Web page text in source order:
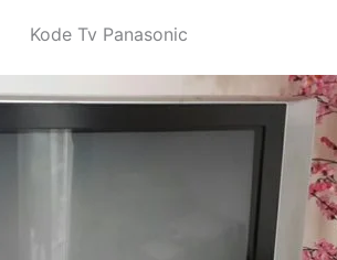
Kode Tv Panasonic